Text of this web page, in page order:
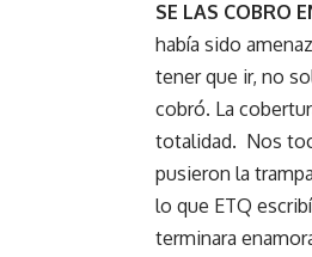
SE LAS COBRO
había sido
tener que ir, no
cobró. La
totalidad. Nos
pusieron la
lo que ETQ
terminara